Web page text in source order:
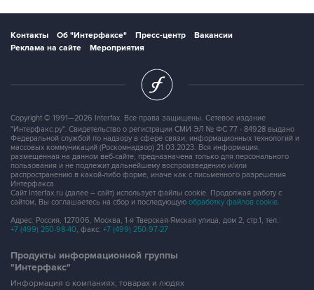
Контакты Об "Интерфаксе" Пресс-центр
Вакансии
Реклама на сайте
Мероприятия
Copyright © 1991—2026 Interfax. Все права защищены. Сетевое издание
"Интерфакс.ру". Свидетельство о регистрации СМИ ЭЛ № ФС 77 - 84928 выдано
Федеральной службой по надзору в сфере связи, информационных технологий и
массовых коммуникаций (Роскомнадзор) 21.03.2023. Вся информация,
размещенная на данном веб-сайте, предназначена только для персонального
пользования и не подлежит дальнейшему воспроизведению и/или
распространению в какой-либо форме, иначе как с письменного разрешения
Интерфакса.
Сайт Interfax.ru (далее – сайт) использует файлы cookie. Продолжая работу с
сайтом, Вы соглашаетесь на сбор и последующую обработку файлов cookie.
Адрес: Россия, 127006, Москва, 1-я Тверская-Ямская улица, дом 2, стр.1, тел.:
+7 (499) 250-98-40, факс: +7 (499) 250-97-27
Продукты информационной группы
"Интерфакс"
Информация о компаниях, товарах и людях